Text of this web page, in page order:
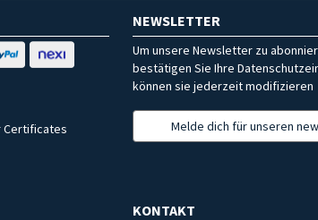
Certificates
NEWSLETTER
Um unsere Newsletter zu
bestätigen Sie Ihre
können sie jederzeit modifizieren
Melde dich für unseren
KONTAKT